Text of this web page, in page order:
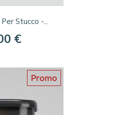
Stucco -...
€
Promo